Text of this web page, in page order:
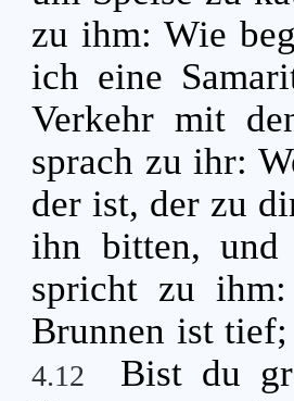
zu ihm: Wie
ich eine
Verkehr mit
sprach zu ihr:
der ist, der zu
ihn bitten, und
spricht zu
Brunnen ist tief;
4.12
Bist du